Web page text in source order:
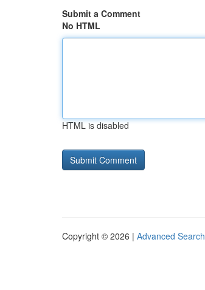
Submit a Comment
No HTML
HTML is disabled
Copyright © 2026 | Advanced Search